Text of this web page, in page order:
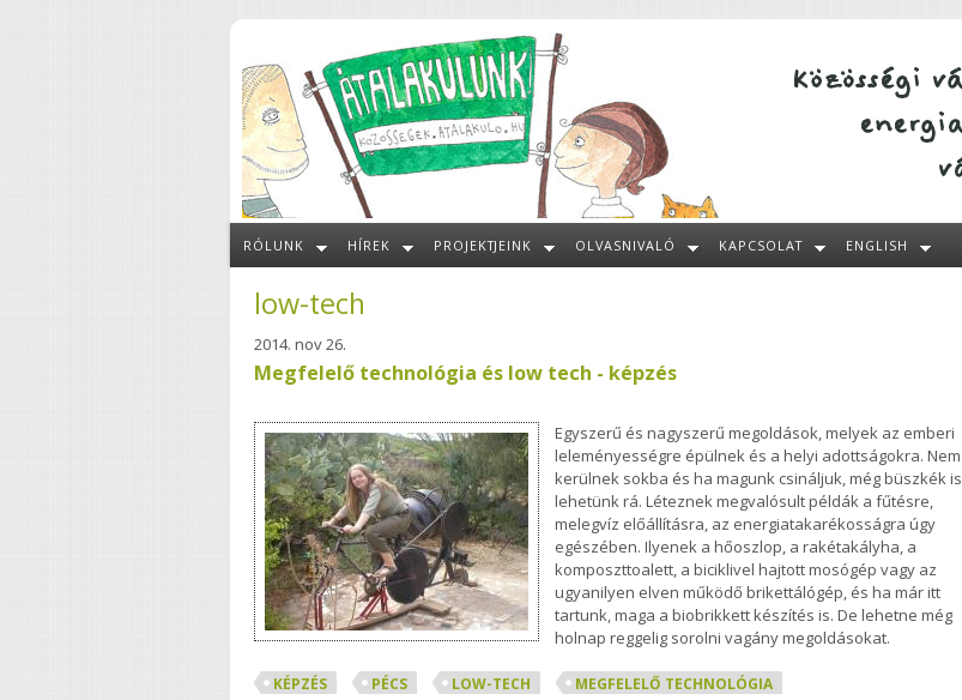
RÓLUNK HÍREK PROJEKTJEINK OLVASNIVALÓ KAPCSOLAT ENGLISH
low-tech
2014. nov 26.
Megfelelő technológia és low tech - képzés
Egyszerű és nagyszerű megoldások, melyek az emberi
leleményességre épülnek és a helyi adottságokra. Nem
kerülnek sokba és ha magunk csináljuk, még büszkék is
lehetünk rá. Léteznek megvalósult példák a fűtésre,
melegvíz előállításra, az energiatakarékosságra úgy
egészében. Ilyenek a hőoszlop, a rakétakályha, a
komposzttoalett, a biciklivel hajtott mosógép vagy az
ugyanilyen elven működő brikettálógép, és ha már itt
tartunk, maga a biobrikkett készítés is. De lehetne még
holnap reggelig sorolni vagány megoldásokat.
KÉPZÉS PÉCS LOW-TECH MEGFELELŐ TECHNOLÓGIA